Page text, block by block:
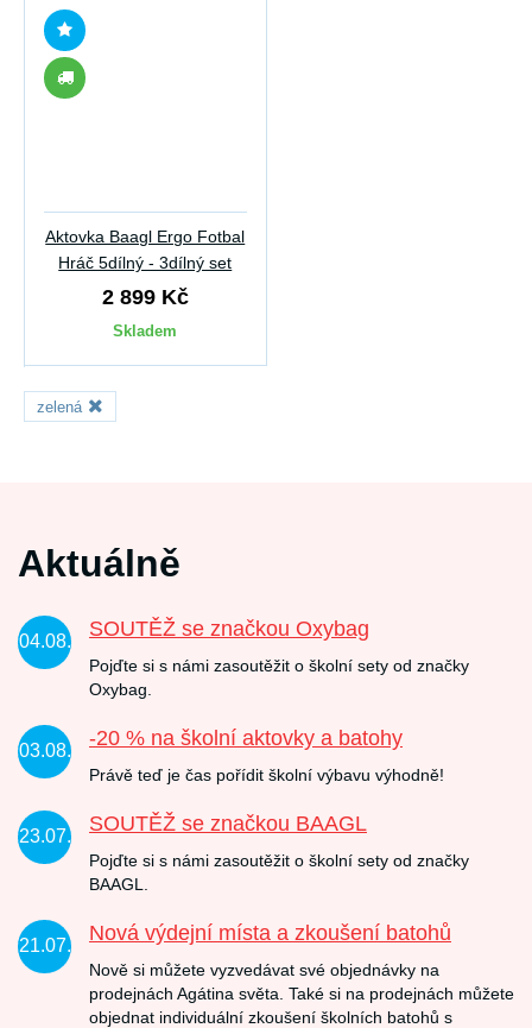
Aktovka Baagl Ergo Fotbal
Hráč 5dílný - 3dílný set
2 899 Kč
Skladem
zelená
Aktuálně
04.08.
SOUTĚŽ se značkou Oxybag
Pojďte si s námi zasoutěžit o školní sety od značky
Oxybag.
03.08.
-20 % na školní aktovky a batohy
Právě teď je čas pořídit školní výbavu výhodně!
23.07.
SOUTĚŽ se značkou BAAGL
Pojďte si s námi zasoutěžit o školní sety od značky
BAAGL.
21.07.
Nová výdejní místa a zkoušení batohů
Nově si můžete vyzvedávat své objednávky na
prodejnách Agátina světa. Také si na prodejnách můžete
objednat individuální zkoušení školních batohů s